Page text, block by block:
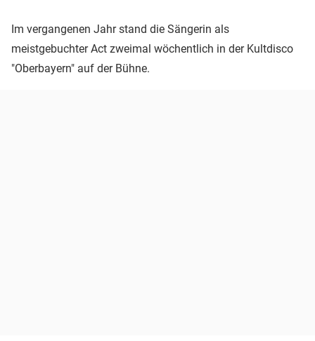
Im vergangenen Jahr stand die Sängerin als
meistgebuchter Act zweimal wöchentlich in der Kultdisco
"Oberbayern" auf der Bühne.